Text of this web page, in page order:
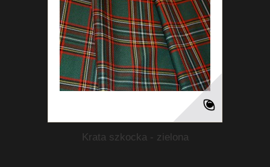
Krata szkocka - zielona